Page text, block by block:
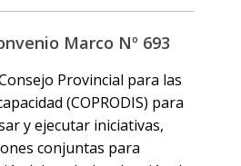
Marco Nº 693
Provincial para las
(COPRODIS) para
y ejecutar iniciativas,
conjuntas para